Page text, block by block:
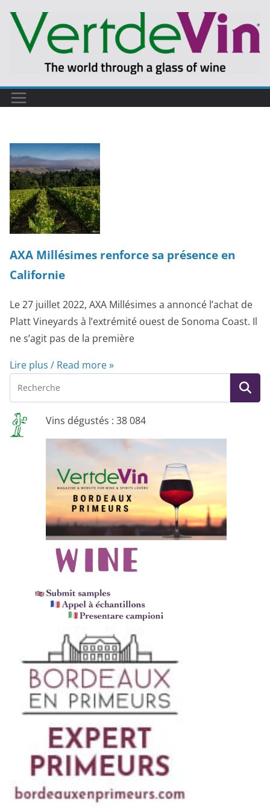
contenu
AXA Millésimes renforce sa présence en
Californie
Le 27 juillet 2022, AXA Millésimes a annoncé l’achat de
Platt Vineyards à l’extrémité ouest de Sonoma Coast. Il
ne s’agit pas de la première
Lire plus / Read more »
Vins dégustés : 38 084